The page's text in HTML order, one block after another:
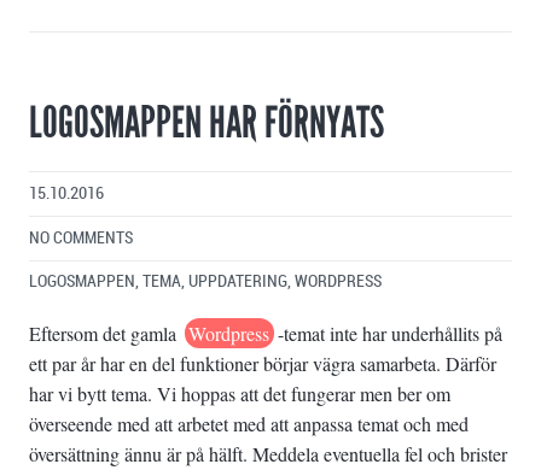
LOGOSMAPPEN HAR FÖRNYATS
15.10.2016
NO COMMENTS
LOGOSMAPPEN, TEMA, UPPDATERING, WORDPRESS
Eftersom det gamla Wordpress -temat inte har underhållits på
ett par år har en del funktioner börjar vägra samarbeta. Därför
har vi bytt tema. Vi hoppas att det fungerar men ber om
överseende med att arbetet med att anpassa temat och med
översättning ännu är på hälft. Meddela eventuella fel och brister